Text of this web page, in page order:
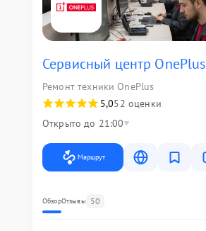
Сервисный центр OnePlus
Ремонт техники OnePlus
5,052 оценки
Открыто до 21:00
Маршрут
ОбзорОтзывы 50